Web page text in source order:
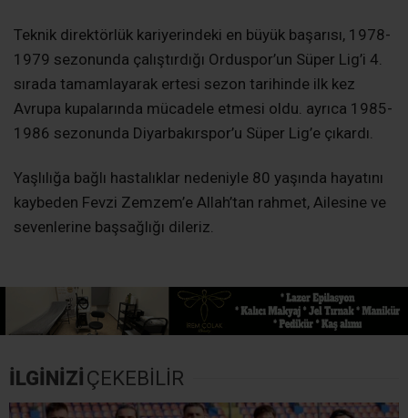
Teknik direktörlük kariyerindeki en büyük başarısı, 1978-
1979 sezonunda çalıştırdığı Orduspor’un Süper Lig’i 4.
sırada tamamlayarak ertesi sezon tarihinde ilk kez
Avrupa kupalarında mücadele etmesi oldu. ayrıca 1985-
1986 sezonunda Diyarbakırspor’u Süper Lig’e çıkardı.
Yaşlılığa bağlı hastalıklar nedeniyle 80 yaşında hayatını
kaybeden Fevzi Zemzem’e Allah’tan rahmet, Ailesine ve
sevenlerine başsağlığı dileriz.
İLGİNİZİ ÇEKEBİLİR